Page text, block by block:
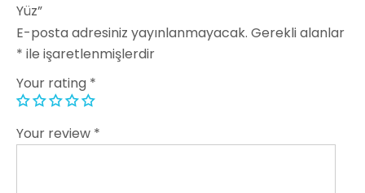
Yüz”
E-posta adresiniz yayınlanmayacak. Gerekli alanlar
* ile işaretlenmişlerdir
Your rating *
Your review *